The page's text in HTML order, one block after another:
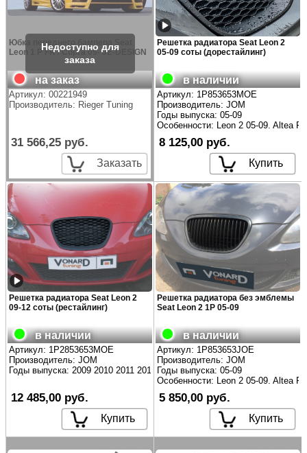
Юбка переднего бампера Seat
Leon 1 P FR / Cupra 05- JE-DESIGN
на заказ
Артикул: 00221949
Производитель: Rieger Tuning
31 566,25 руб.
Заказать
Решетка радиатора Seat Leon 2
05-09 соты (дорестайлинг)
в наличии
Артикул: 1P853653MOE
Производитель: JOM
Годы выпуска: 05-09
Особенности: Leon 2 05-09. Altea
8 125,00 руб.
Купить
Решетка радиатора Seat Leon 2
09-12 соты (рестайлинг)
в наличии
Артикул: 1P2853653MOE
Производитель: JOM
Годы выпуска: 2009 2010 2011 2012 FL рест
12 485,00 руб.
Купить
Решетка радиатора без эмблемы
Seat Leon 2 1P 05-09
в наличии
Артикул: 1P853653JOE
Производитель: JOM
Годы выпуска: 05-09
Особенности: Leon 2 05-09. Altea
5 850,00 руб.
Купить